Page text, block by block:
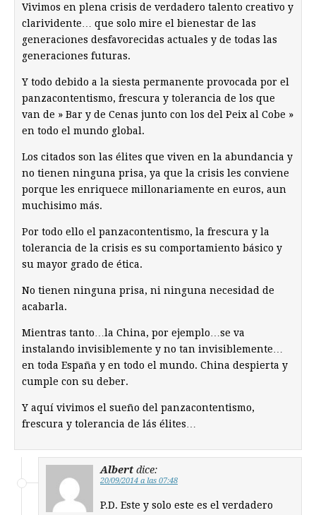
Vivimos en plena crisis de verdadero talento creativo y
clarividente… que solo mire el bienestar de las
generaciones desfavorecidas actuales y de todas las
generaciones futuras.
Y todo debido a la siesta permanente provocada por el
panzacontentismo, frescura y tolerancia de los que
van de » Bar y de Cenas junto con los del Peix al Cobe »
en todo el mundo global.
Los citados son las élites que viven en la abundancia y
no tienen ninguna prisa, ya que la crisis les conviene
porque les enriquece millonariamente en euros, aun
muchisimo más.
Por todo ello el panzacontentismo, la frescura y la
tolerancia de la crisis es su comportamiento básico y
su mayor grado de ética.
No tienen ninguna prisa, ni ninguna necesidad de
acabarla.
Mientras tanto…la China, por ejemplo…se va
instalando invisiblemente y no tan invisiblemente…
en toda España y en todo el mundo. China despierta y
cumple con su deber.
Y aquí vivimos el sueño del panzacontentismo,
frescura y tolerancia de lás élites…
Albert dice:
20/09/2014 a las 07:48
P.D. Este y solo este es el verdadero